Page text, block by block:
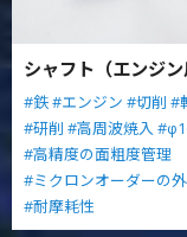
シャフト（エンジン
#鉄#エンジン #切削 #
#研削 #高周波焼入
#高精度の面粗度管理
#ミクロンオーダーの
#耐摩耗性